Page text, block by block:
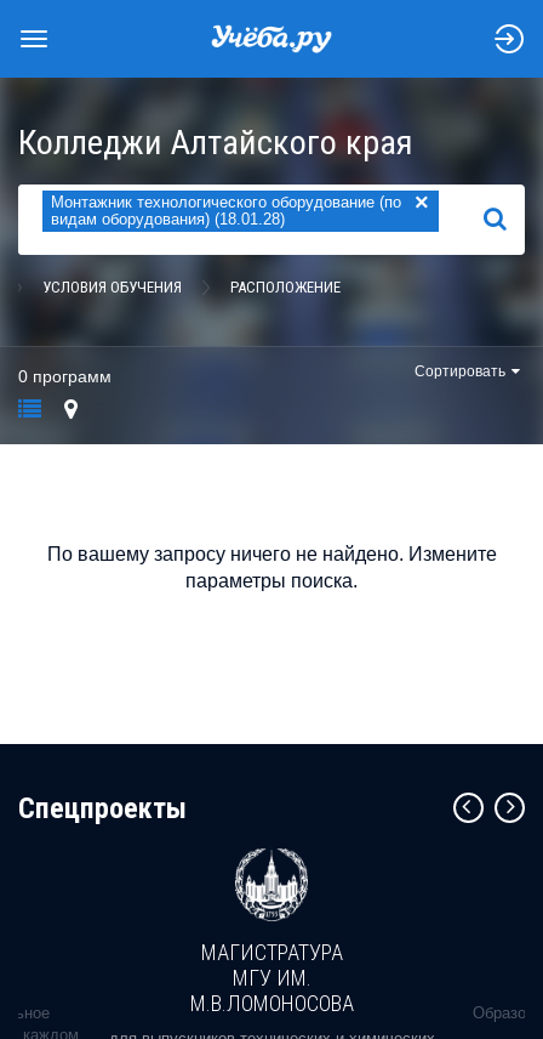
Колледжи Алтайского края
Монтажник технологического оборудование (по
видам оборудования) (18.01.28)
×
НАЙТИ
УСЛОВИЯ ОБУЧЕНИЯ РАСПОЛОЖЕНИЕ
0 программ Сортировать
По вашему запросу ничего не найдено. Измените
параметры поиска.
Cпецпроекты
в каждом
МАГИСТРАТУРА
МГУ ИМ.
М.В.ЛОМОНОСОВА